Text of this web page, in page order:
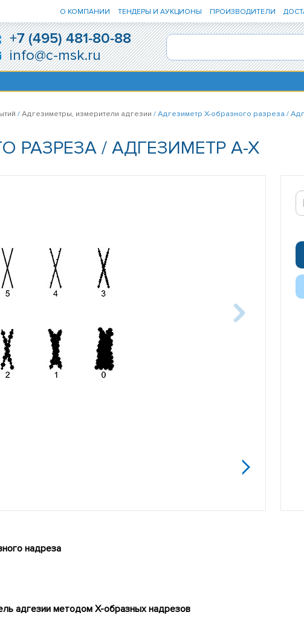
О КОМПАНИИ ТЕНДЕРЫ И АУКЦИОНЫ ПРОИЗВОДИТЕЛИ
+7 (495) 481-80-88
info@c-msk.ru
/Адгезиметры, измерители адгезии / Адгезиметр Х-образного разреза /
РАЗРЕЗА / АДГЕЗИМЕТР А-Х
надреза
адгезии методом X-образных надрезов